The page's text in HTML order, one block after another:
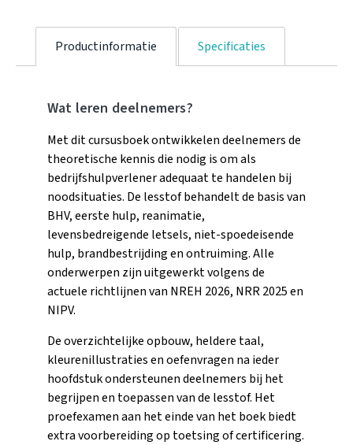
Productinformatie Specificaties
Wat leren deelnemers?
Met dit cursusboek ontwikkelen deelnemers de
theoretische kennis die nodig is om als
bedrijfshulpverlener adequaat te handelen bij
noodsituaties. De lesstof behandelt de basis van
BHV, eerste hulp, reanimatie,
levensbedreigende letsels, niet-spoedeisende
hulp, brandbestrijding en ontruiming. Alle
onderwerpen zijn uitgewerkt volgens de
actuele richtlijnen van NREH 2026, NRR 2025 en
NIPV.
De overzichtelijke opbouw, heldere taal,
kleurenillustraties en oefenvragen na ieder
hoofdstuk ondersteunen deelnemers bij het
begrijpen en toepassen van de lesstof. Het
proefexamen aan het einde van het boek biedt
extra voorbereiding op toetsing of certificering.